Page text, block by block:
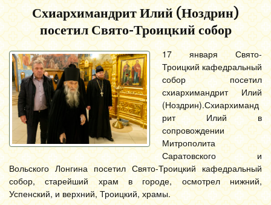
Схиархимандрит Илий (Ноздрин)
посетил Свято-Троицкий собор
17 января Свято-
Троицкий кафедральный
собор посетил
схиархимандрит Илий
(Ноздрин).Схиархиманд
рит Илий в
сопровождении
Митрополита
Саратовского и
Вольского Лонгина посетил Свято-Троицкий кафедральный
собор, старейший храм в городе, осмотрел нижний,
Успенский, и верхний, Троицкий, храмы.